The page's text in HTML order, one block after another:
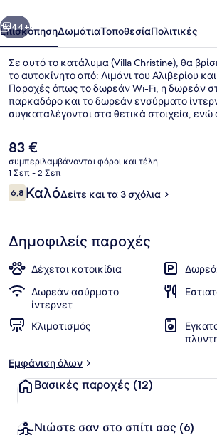
Επόμενο
44+
ΕπισκόπησηΔωμάτιαΤοποθεσίαΠολιτικές
Σε αυτό το κατάλυμα (Villa Christine), θα
το αυτοκίνητο από: Λιμάνι του Αλιβερίου
Παροχές όπως το δωρεάν Wi-Fi, η δωρεάν
παρκαδόρο και το δωρεάν ενσύρματο
συγκαταλέγονται στα θετικά στοιχεία, ενώ
μονοπάτια για πεζοπορία/ποδηλασία και
κοντινή απόσταση. Προσφέρονται αίθριο
ανέσεις σε αυτόν τον ξενώνα
πλυντήρια/στεγνωτήρια και ψυγεία.
Η
τρέχουσα
τιμή
είναι
83 €
83 €
συμπεριλαμβάνονται φόροι και τέλη
1 Σεπ - 2 Σεπ
Σχόλια
6,86,8 στα 10
ΚαλόΔείτε και τα 3 σχόλια
Δημοφιλείς παροχές
Δέχεται κατοικίδια
Δωρεάν ασύρματο
ίντερνετ
Κλιματισμός
Εμφάνιση όλων
Βασικές παροχές (12)
Νιώστε σαν στο σπίτι σας (6)